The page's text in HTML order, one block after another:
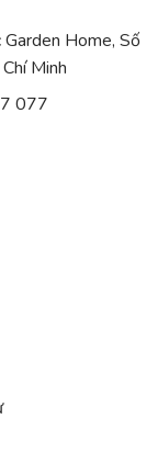
Home, Số
Minh
077